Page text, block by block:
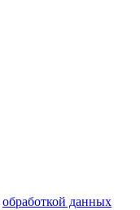
обработкой данных